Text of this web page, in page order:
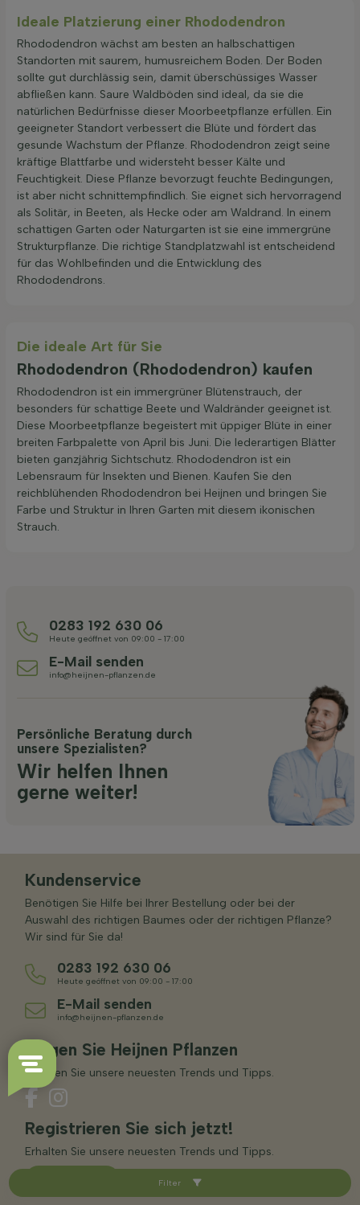
Filter
Ideale Platzierung einer Rhododendron
Rhododendron wächst am besten an halbschattigen
Standorten mit saurem, humusreichem Boden. Der Boden
sollte gut durchlässig sein, damit überschüssiges Wasser
abfließen kann. Saure Waldböden sind ideal, da sie die
natürlichen Bedürfnisse dieser Moorbeetpflanze erfüllen. Ein
geeigneter Standort verbessert die Blüte und fördert das
gesunde Wachstum der Pflanze. Rhododendron zeigt seine
kräftige Blattfarbe und widersteht besser Kälte und
Feuchtigkeit. Diese Pflanze bevorzugt feuchte Bedingungen,
ist aber nicht schnittempfindlich. Sie eignet sich hervorragend
als Solitär, in Beeten, als Hecke oder am Waldrand. In einem
schattigen Garten oder Naturgarten ist sie eine immergrüne
Strukturpflanze. Die richtige Standplatzwahl ist entscheidend
für das Wohlbefinden und die Entwicklung des
Rhododendrons.
Die ideale Art für Sie
Rhododendron (Rhododendron) kaufen
Rhododendron ist ein immergrüner Blütenstrauch, der
besonders für schattige Beete und Waldränder geeignet ist.
Diese Moorbeetpflanze begeistert mit üppiger Blüte in einer
breiten Farbpalette von April bis Juni. Die lederartigen Blätter
bieten ganzjährig Sichtschutz. Rhododendron ist ein
Lebensraum für Insekten und Bienen. Kaufen Sie den
reichblühenden Rhododendron bei Heijnen und bringen Sie
Farbe und Struktur in Ihren Garten mit diesem ikonischen
Strauch.
0283 192 630 06
Heute geöffnet von 09:00 - 17:00
E-Mail senden
info@heijnen-pflanzen.de
Persönliche Beratung durch
unsere Spezialisten?
Wir helfen Ihnen
gerne weiter!
Kundenservice
Benötigen Sie Hilfe bei Ihrer Bestellung oder bei der
Auswahl des richtigen Baumes oder der richtigen Pflanze?
Wir sind für Sie da!
0283 192 630 06
Heute geöffnet von 09:00 - 17:00
E-Mail senden
info@heijnen-pflanzen.de
Folgen Sie Heijnen Pflanzen
Erhalten Sie unsere neuesten Trends und Tipps.
Registrieren Sie sich jetzt!
Erhalten Sie unsere neuesten Trends und Tipps.